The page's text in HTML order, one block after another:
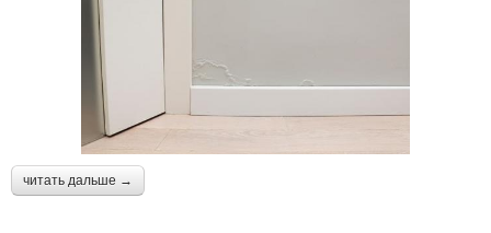
читать дальше →